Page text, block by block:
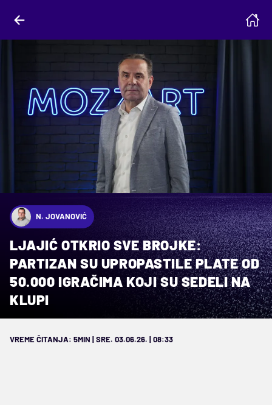
N. JOVANOVIĆ
LJAJIĆ OTKRIO SVE BROJKE:
PARTIZAN SU UPROPASTILE PLATE OD
50.000 IGRAČIMA KOJI SU SEDELI NA
KLUPI
VREME ČITANJA: 5MIN | SRE. 03.06.26. | 08:33